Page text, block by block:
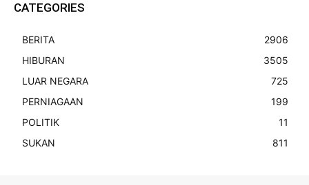
CATEGORIES
BERITA
2906
HIBURAN
3505
LUAR NEGARA
725
PERNIAGAAN
199
POLITIK
11
SUKAN
811